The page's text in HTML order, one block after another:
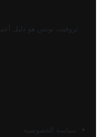
تروفيت تونس هو دليل
سياسة الخصوصية